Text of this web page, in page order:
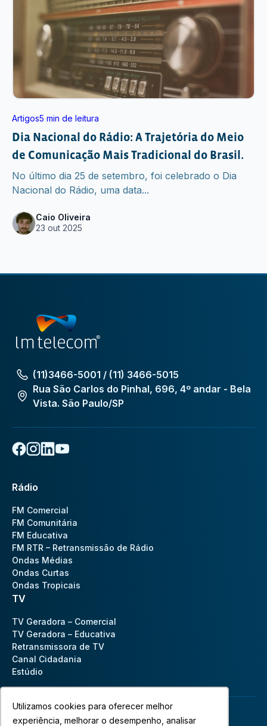
Utilizamos cookies para oferecer melhor
experiência, melhorar o desempenho, analisar
Artigos5 min de leitura
Dia Nacional do Rádio: A Trajetória do Meio
de Comunicação Mais Tradicional do Brasil.
No último dia 25 de setembro, foi celebrado o Dia
Nacional do Rádio, uma data...
Caio Oliveira
23 out 2025
(11)3466-5001 / (11) 3466-5015
Rua São Carlos do Pinhal, 696, 4º andar - Bela
Vista. São Paulo/SP
Rádio
FM Comercial
FM Comunitária
FM Educativa
FM RTR – Retransmissão de Rádio
Ondas Médias
Ondas Curtas
Ondas Tropicais
TV
TV Geradora – Comercial
TV Geradora – Educativa
Retransmissora de TV
Canal Cidadania
Estúdio
Predição de cobertura